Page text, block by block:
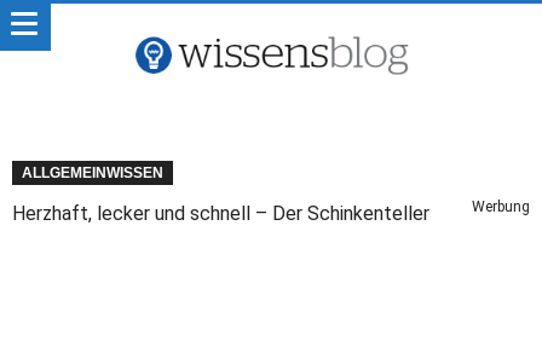
ALLGEMEINWISSEN
Herzhaft, lecker und schnell – Der Schinkenteller Werbung